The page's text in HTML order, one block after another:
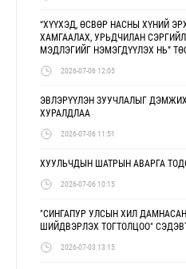
“ХҮҮХЭД, ӨСВӨР НАСНЫ ХҮНИЙ
ХАМГААЛАХ, УРЬДЧИЛАН
МЭДЛЭГИЙГ НЭМЭГДҮҮЛЭХ НЬ”
2026-07-06 12:05
ЭВЛЭРҮҮЛЭН ЗУУЧЛАЛЫГ
ХУРАЛДЛАА
2026-07-06 11:51
ХУУЛЬЧДЫН ШАТРЫН АВАРГА
2026-07-06 10:15
"СИНГАПУР УЛСЫН ХИЛ
ШИЙДВЭРЛЭХ ТОГТОЛЦОО"
2026-07-03 13:15